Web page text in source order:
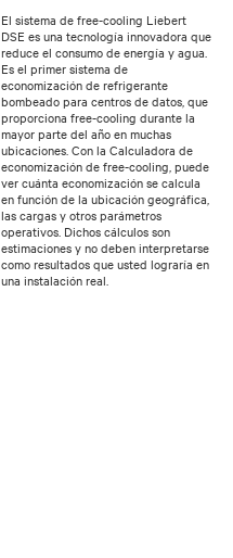
El sistema de free-cooling Liebert
DSE es una tecnología innovadora que
reduce el consumo de energía y agua.
Es el primer sistema de
economización de refrigerante
bombeado para centros de datos, que
proporciona free-cooling durante la
mayor parte del año en muchas
ubicaciones. Con la Calculadora de
economización de free-cooling, puede
ver cuánta economización se calcula
en función de la ubicación geográfica,
las cargas y otros parámetros
operativos. Dichos cálculos son
estimaciones y no deben interpretarse
como resultados que usted lograría en
una instalación real.